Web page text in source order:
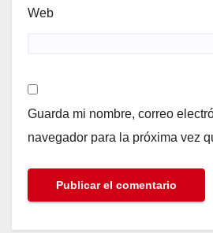
Web
Guarda mi nombre, correo
navegador para la próxima vez